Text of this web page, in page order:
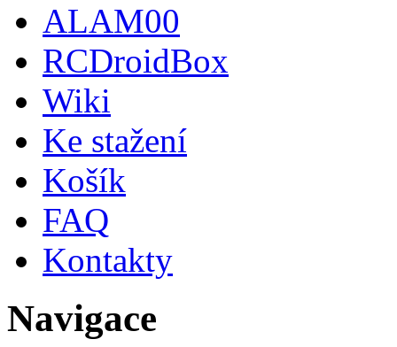
ALAM00
RCDroidBox
Wiki
Ke stažení
Košík
FAQ
Kontakty
Navigace